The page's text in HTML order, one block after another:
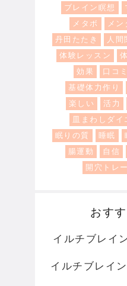
ブレイン瞑想
メタボ
メン
丹田たたき
人間
体験レッスン
効果
口コミ
基礎体力作り
楽しい
活力
皿まわしダイ
眠りの質
睡眠
腸運動
自信
開穴トレ
おす
イルチブレイ
イルチブレイ